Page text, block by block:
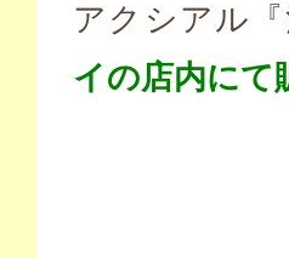
アクシアル
イの店内にて